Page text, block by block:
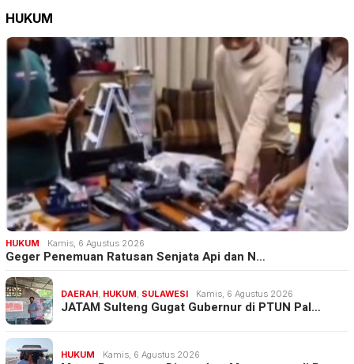
HUKUM
HUKUM Kamis, 6 Agustus 2026
Geger Penemuan Ratusan Senjata Api dan N…
DAERAH, HUKUM, SULAWESI Kamis, 6 Agustus 2026
JATAM Sulteng Gugat Gubernur di PTUN Pal…
HUKUM Kamis, 6 Agustus 2026